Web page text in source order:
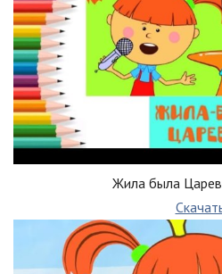
Жила была